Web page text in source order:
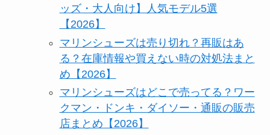
ッズ・大人向け】人気モデル5選
【2026】
マリンシューズは売り切れ？再販はあ
る？在庫情報や買えない時の対処法まと
め【2026】
マリンシューズはどこで売ってる？ワー
クマン・ドンキ・ダイソー・通販の販売
店まとめ【2026】